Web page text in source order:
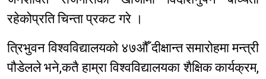
रहेकोप्रति चिन्ता प्रकट गरे ।
त्रिभुवन विश्वविद्यालयको ४७औँ दीक्षान्त समारोहमा मन्त्री
पौडेलले भने,कतै हाम्रा विश्वविद्यालयका शैक्षिक कार्यक्रम,